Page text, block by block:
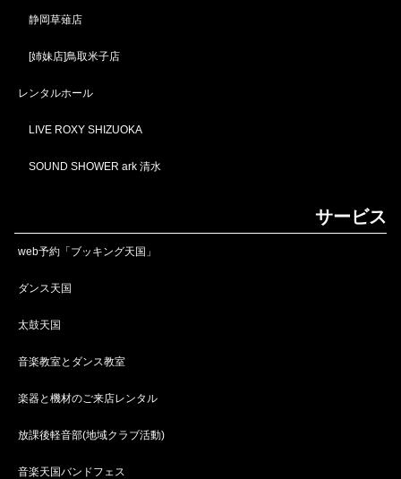
静岡草薙店
[姉妹店]鳥取米子店
レンタルホール
LIVE ROXY SHIZUOKA
SOUND SHOWER ark 清水
サービス
web予約「ブッキング天国」
ダンス天国
太鼓天国
音楽教室とダンス教室
楽器と機材のご来店レンタル
放課後軽音部(地域クラブ活動)
音楽天国バンドフェス